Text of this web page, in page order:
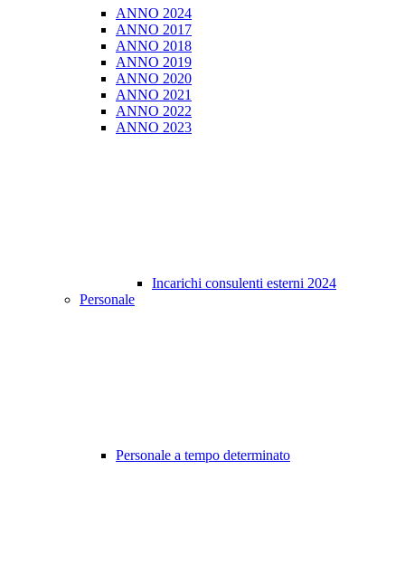
ANNO 2024
ANNO 2017
ANNO 2018
ANNO 2019
ANNO 2020
ANNO 2021
ANNO 2022
ANNO 2023
Incarichi consulenti esterni 2024
Personale
Personale a tempo determinato